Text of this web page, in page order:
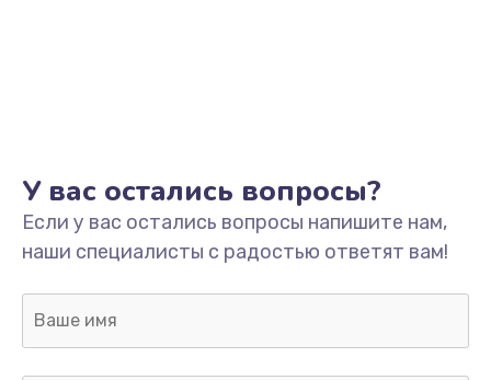
Заказать
Замена кнопки Home (домой)
от 890 руб.
У вас остались вопросы?
Если у вас остались вопросы напишите нам,
наши специалисты с радостью ответят вам!